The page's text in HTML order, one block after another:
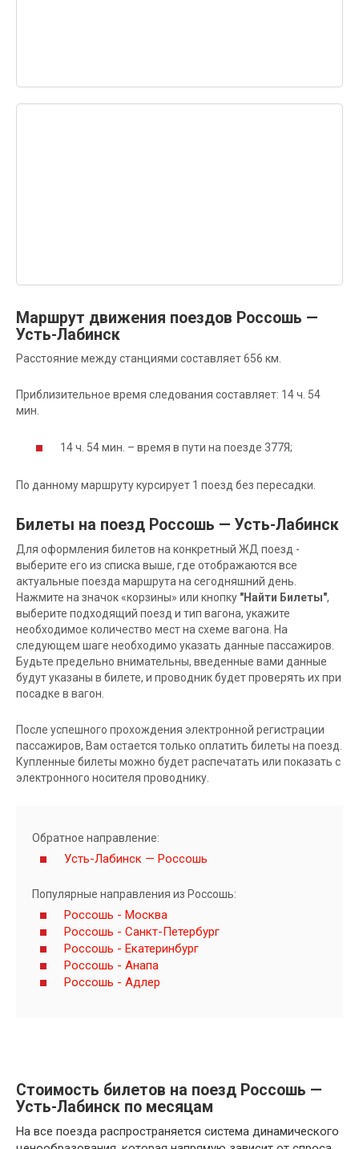
Маршрут движения поездов Россошь —
Усть-Лабинск
Расстояние между станциями составляет 656 км.
Приблизительное время следования составляет: 14 ч. 54
мин.
14 ч. 54 мин. – время в пути на поезде 377Я;
По данному маршруту курсирует 1 поезд без пересадки.
Билеты на поезд Россошь — Усть-Лабинск
Для оформления билетов на конкретный ЖД поезд -
выберите его из списка выше, где отображаются все
актуальные поезда маршрута на сегодняшний день.
Нажмите на значок «корзины» или кнопку "Найти Билеты",
выберите подходящий поезд и тип вагона, укажите
необходимое количество мест на схеме вагона. На
следующем шаге необходимо указать данные пассажиров.
Будьте предельно внимательны, введенные вами данные
будут указаны в билете, и проводник будет проверять их при
посадке в вагон.
После успешного прохождения электронной регистрации
пассажиров, Вам остается только оплатить билеты на поезд.
Купленные билеты можно будет распечатать или показать с
электронного носителя проводнику.
Обратное направление:
Усть-Лабинск — Россошь
Популярные направления из Россошь:
Россошь - Москва
Россошь - Санкт-Петербург
Россошь - Екатеринбург
Россошь - Анапа
Россошь - Адлер
Стоимость билетов на поезд Россошь —
Усть-Лабинск по месяцам
На все поезда распространяется система динамического